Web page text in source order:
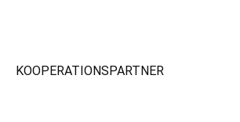
KOOPERATIONSPARTNER